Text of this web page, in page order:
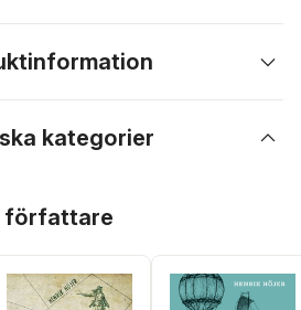
kategorier
författare